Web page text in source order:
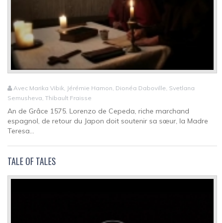
Avec Marika Vibik, Jérémie Hamon, Dionéa Daboville, Svetlana
Semusheva, Thibault Fraisse
An de Grâce 1575. Lorenzo de Cepeda, riche marchand
espagnol, de retour du Japon doit soutenir sa sœur, la Madre
Teresa...
TALE OF TALES